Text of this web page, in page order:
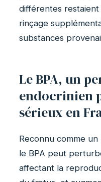
différentes restaient
rinçage
substances
Le BPA, un
endocrinien
sérieux en
Reconnu comme
le BPA peut
affectant la